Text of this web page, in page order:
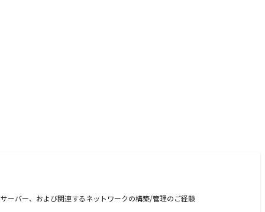
ーバー、および関連するネットワークの構築/管理のご経験